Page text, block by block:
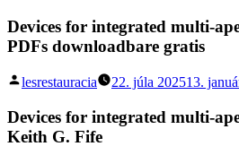
Devices for integrated multi-
PDFs downloadbare gratis
Posted
lesrestauracia 22. júla 202513.
Devices for integrated multi-
Keith G. Fife